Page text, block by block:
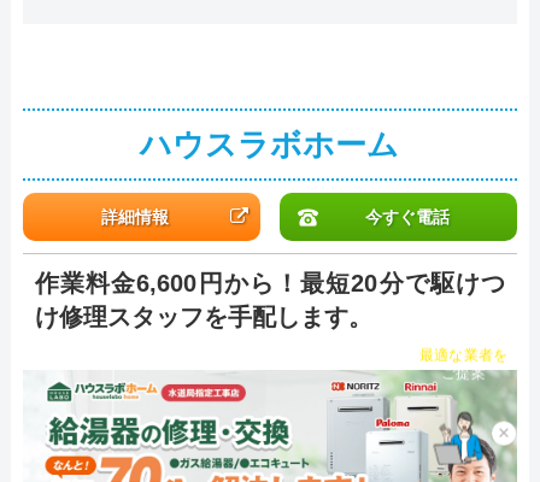
ハウスラボホーム
詳細情報 今すぐ電話
作業料金6,600円から！最短20分で駆けつ
け修理スタッフを手配します。
×
最適な業者を
ご提案